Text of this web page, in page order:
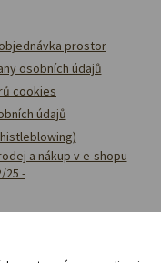
prostor
osobních údajů
cookies
údajů
a nákup v e-shopu
25 -